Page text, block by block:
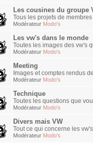
Les cousines du groupe
Tous les projets de
Modérateur Modo's
Les vw's dans le monde
Toutes les images des vw's
Modérateur Modo's
Meeting
Images et comptes rendus
Modérateur Modo's
Technique
Toutes les questions que
Modérateur Modo's
Divers mais VW
Tout ce qui concerne les
Modérateur Modo's